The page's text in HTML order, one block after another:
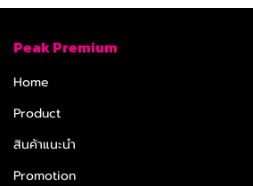
Peak Premium
Home
Product
สินค้าแนะนำ
Promotion